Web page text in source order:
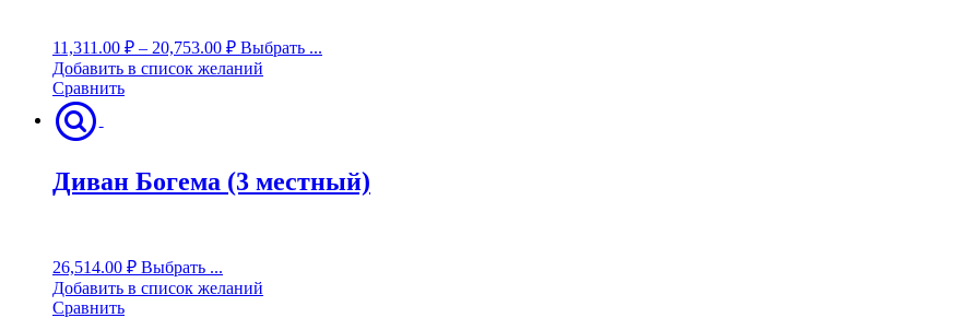
11,311.00 ₽ – 20,753.00 ₽ Выбрать ...
Добавить в список желаний
Сравнить
Диван Богема (3 местный)
26,514.00 ₽ Выбрать ...
Добавить в список желаний
Сравнить